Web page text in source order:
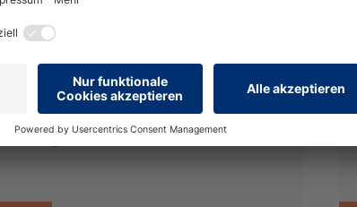
2023
Dr. Lana Ott im
Die persolog Produkte werden
weiterentwickelt. Unser Ziel ist es,
nur neue inhaltliche und technische
zu erfüllen, sondern auch
Nutzen zu bieten...